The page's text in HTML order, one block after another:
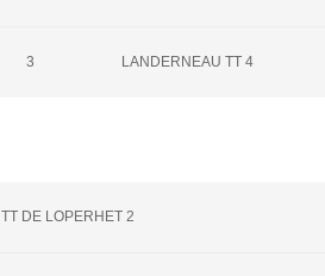
3 LANDERNEAU TT 4
TT DE LOPERHET 2